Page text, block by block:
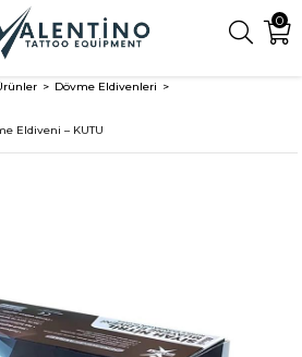
0
Dövme Eldivenleri
Eldiveni – KUTU